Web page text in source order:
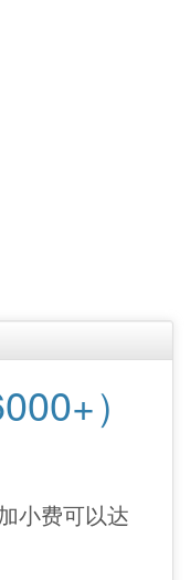
）
小费可以达